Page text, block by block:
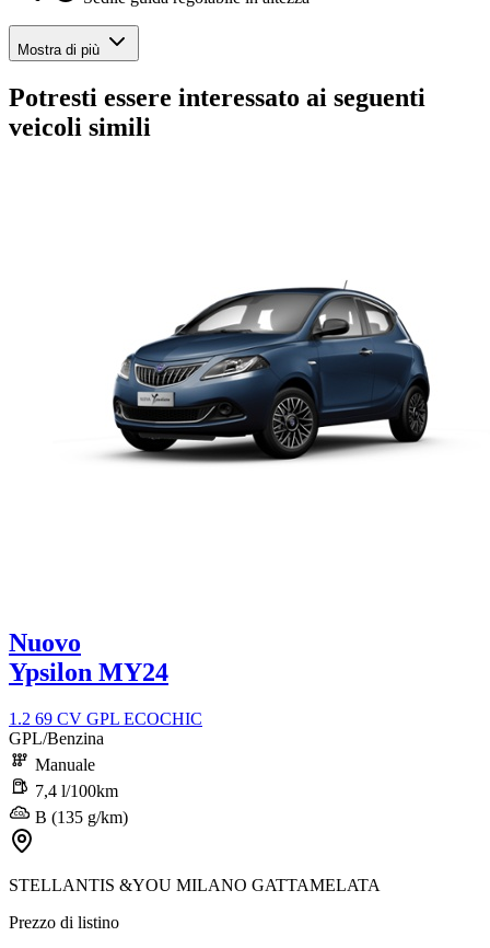
Mostra di più
Potresti essere interessato ai seguenti
veicoli simili
Nuovo
Ypsilon MY24
1.2 69 CV GPL ECOCHIC
GPL/Benzina
Manuale
7,4 l/100km
B (135 g/km)
STELLANTIS &YOU MILANO GATTAMELATA
Prezzo di listino